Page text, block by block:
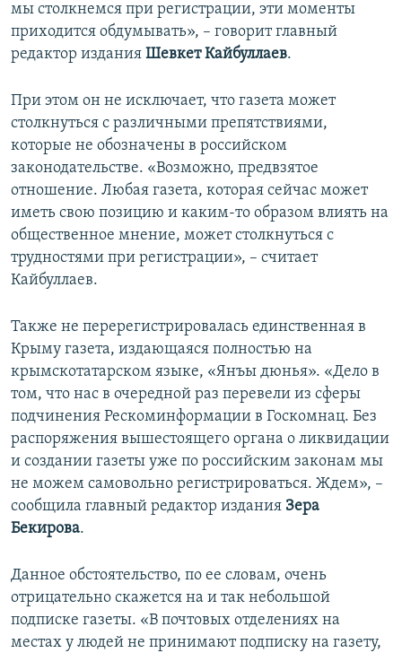
мы столкнемся при регистрации, эти моменты
приходится обдумывать», – говорит главный
редактор издания Шевкет Кайбуллаев.
При этом он не исключает, что газета может
столкнуться с различными препятствиями,
которые не обозначены в российском
законодательстве. «Возможно, предвзятое
отношение. Любая газета, которая сейчас может
иметь свою позицию и каким-то образом влиять на
общественное мнение, может столкнуться с
трудностями при регистрации», – считает
Кайбуллаев.
Также не перерегистрировалась единственная в
Крыму газета, издающаяся полностью на
крымскотатарском языке, «Янъы дюнья». «Дело в
том, что нас в очередной раз перевели из сферы
подчинения Рескоминформации в Госкомнац. Без
распоряжения вышестоящего органа о ликвидации
и создании газеты уже по российским законам мы
не можем самовольно регистрироваться. Ждем», –
сообщила главный редактор издания Зера
Бекирова.
Данное обстоятельство, по ее словам, очень
отрицательно скажется на и так небольшой
подписке газеты. «В почтовых отделениях на
местах у людей не принимают подписку на газету,